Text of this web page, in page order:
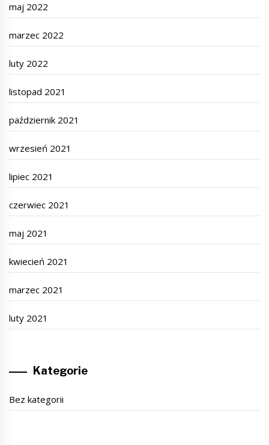
maj 2022
marzec 2022
luty 2022
listopad 2021
październik 2021
wrzesień 2021
lipiec 2021
czerwiec 2021
maj 2021
kwiecień 2021
marzec 2021
luty 2021
Kategorie
Bez kategorii